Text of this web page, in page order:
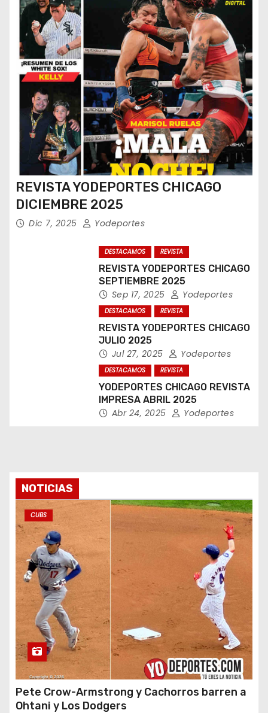
REVISTA YODEPORTES CHICAGO
DICIEMBRE 2025
Dic 7, 2025 Yodeportes
DESTACAMOS REVISTA
REVISTA YODEPORTES CHICAGO
SEPTIEMBRE 2025
Sep 17, 2025 Yodeportes
DESTACAMOS REVISTA
REVISTA YODEPORTES CHICAGO
JULIO 2025
Jul 27, 2025 Yodeportes
DESTACAMOS REVISTA
YODEPORTES CHICAGO REVISTA
IMPRESA ABRIL 2025
Abr 24, 2025 Yodeportes
NOTICIAS
CUBS
Pete Crow-Armstrong y Cachorros barren a
Ohtani y Los Dodgers